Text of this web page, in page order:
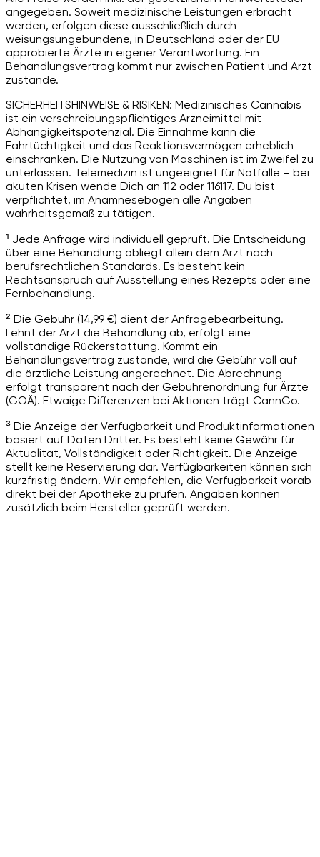
angegeben. Soweit medizinische Leistungen erbracht
werden, erfolgen diese ausschließlich durch
weisungsungebundene, in Deutschland oder der EU
approbierte Ärzte in eigener Verantwortung. Ein
Behandlungsvertrag kommt nur zwischen Patient und Arzt
zustande.
SICHERHEITSHINWEISE & RISIKEN: Medizinisches Cannabis
ist ein verschreibungspflichtiges Arzneimittel mit
Abhängigkeitspotenzial. Die Einnahme kann die
Fahrtüchtigkeit und das Reaktionsvermögen erheblich
einschränken. Die Nutzung von Maschinen ist im Zweifel zu
unterlassen. Telemedizin ist ungeeignet für Notfälle – bei
akuten Krisen wende Dich an 112 oder 116117. Du bist
verpflichtet, im Anamnesebogen alle Angaben
wahrheitsgemäß zu tätigen.
¹ Jede Anfrage wird individuell geprüft. Die Entscheidung
über eine Behandlung obliegt allein dem Arzt nach
berufsrechtlichen Standards. Es besteht kein
Rechtsanspruch auf Ausstellung eines Rezepts oder eine
Fernbehandlung.
² Die Gebühr (14,99 €) dient der Anfragebearbeitung.
Lehnt der Arzt die Behandlung ab, erfolgt eine
vollständige Rückerstattung. Kommt ein
Behandlungsvertrag zustande, wird die Gebühr voll auf
die ärztliche Leistung angerechnet. Die Abrechnung
erfolgt transparent nach der Gebührenordnung für Ärzte
(GOÄ). Etwaige Differenzen bei Aktionen trägt CannGo.
³ Die Anzeige der Verfügbarkeit und Produktinformationen
basiert auf Daten Dritter. Es besteht keine Gewähr für
Aktualität, Vollständigkeit oder Richtigkeit. Die Anzeige
stellt keine Reservierung dar. Verfügbarkeiten können sich
kurzfristig ändern. Wir empfehlen, die Verfügbarkeit vorab
direkt bei der Apotheke zu prüfen. Angaben können
zusätzlich beim Hersteller geprüft werden.